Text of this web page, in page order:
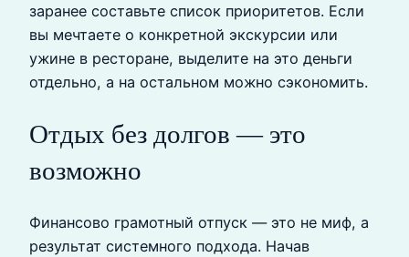
заранее составьте список приоритетов. Если
вы мечтаете о конкретной экскурсии или
ужине в ресторане, выделите на это деньги
отдельно, а на остальном можно сэкономить.
Отдых без долгов — это
возможно
Финансово грамотный отпуск — это не миф, а
результат системного подхода. Начав